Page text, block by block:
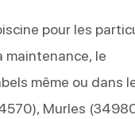
pour les
le
même ou dans
Murles